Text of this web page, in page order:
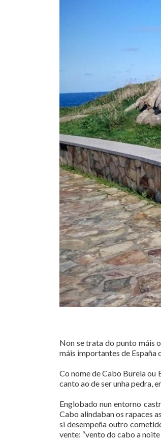
Non se trata do punto máis
máis importantes de España
Co nome de Cabo Burela ou
canto ao de ser unha pedra,
Englobado nun entorno
Cabo alindaban os rapaces
si desempeña outro
vente: “vento do cabo a noite